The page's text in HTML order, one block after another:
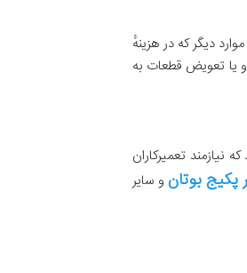
دیگر که در هزینهٔ
یا تعویض قطعات به
نیازمند تعمیرکاران
پکیج بوتان و سایر